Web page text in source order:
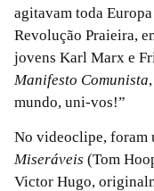
agitavam toda
Revolução Praieira,
jovens Karl Marx e
Manifesto Comunista
mundo, uni-vos!”
No videoclipe, foram
Miseráveis (Tom
Victor Hugo,